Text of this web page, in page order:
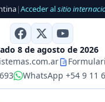
|Acceder alsitio
8 de agosto de 2026
WhatsApp +54 9 11